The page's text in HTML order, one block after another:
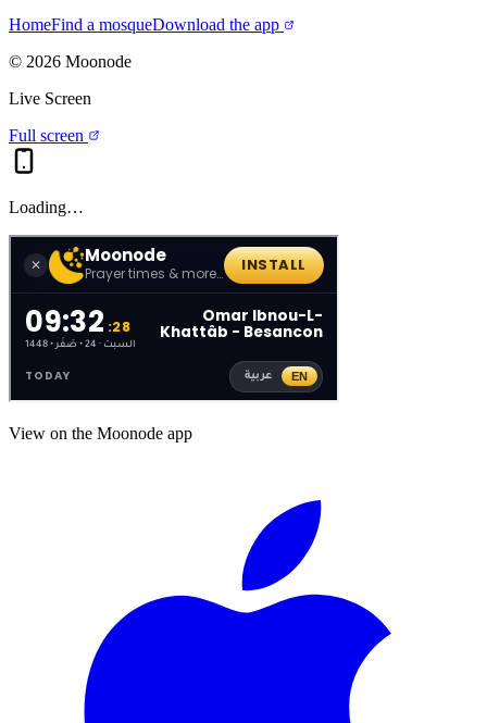
HomeFind a mosqueDownload the app
© 2026 Moonode
Live Screen
Full screen
Loading…
View on the Moonode app